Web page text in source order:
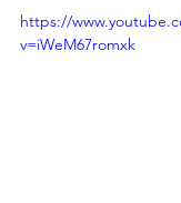
https://
v=iWeM67romxk